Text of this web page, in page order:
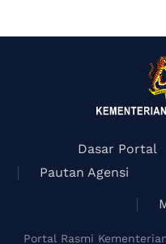
Dasar Portal
Pautan Agensi
Portal Rasmi